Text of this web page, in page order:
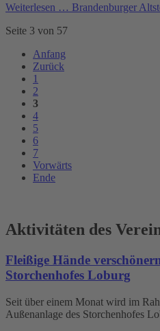
Weiterlesen … Brandenburger
Seite 3 von 57
Anfang
Zurück
1
2
3
4
5
6
7
Vorwärts
Ende
Aktivitäten des
Fleißige Hände
Storchenhofes Loburg
Seit über einem Monat wird im
Außenanlage des Storchenhofes